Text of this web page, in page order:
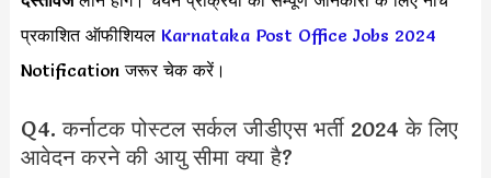
प्रकाशित ऑफीशियल Karnataka Post Office Jobs 2024
Notification जरूर चेक करें।
Q4. कर्नाटक पोस्टल सर्कल जीडीएस भर्ती 2024 के लिए
आवेदन करने की आयु सीमा क्या है?